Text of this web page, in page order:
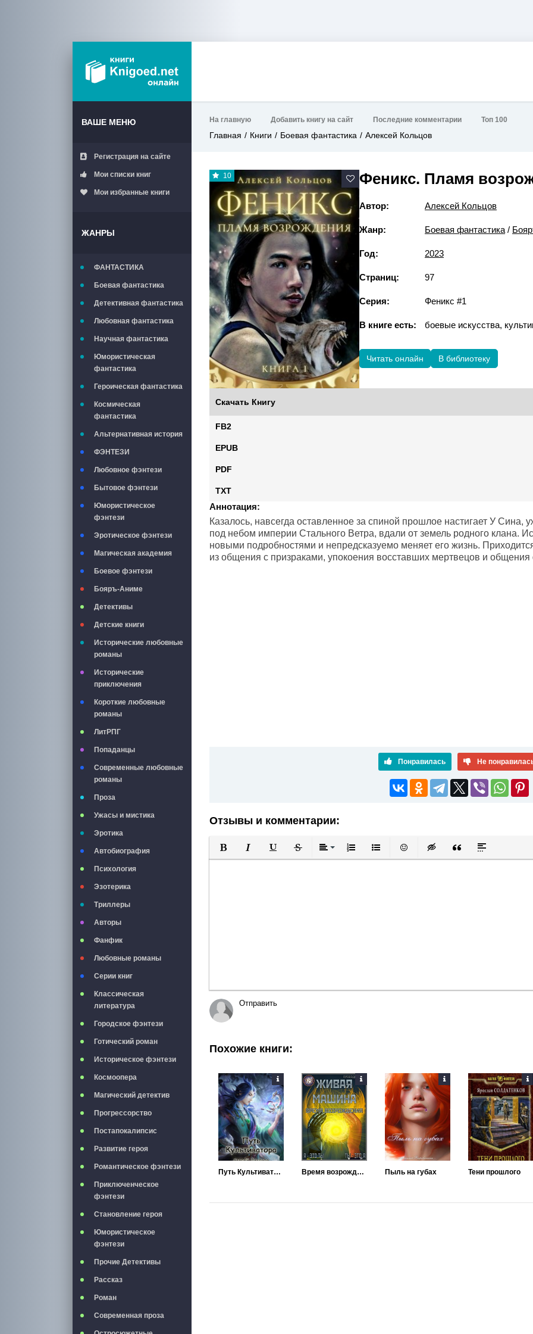
ВАШЕ МЕНЮ
Регистрация на сайте
Мои списки книг
Мои избранные книги
ЖАНРЫ
ФАНТАСТИКА
Боевая фантастика
Детективная фантастика
Любовная фантастика
Научная фантастика
Юмористическая
фантастика
Героическая фантастика
Космическая
фантастика
Альтернативная история
ФЭНТЕЗИ
Любовное фэнтези
Бытовое фэнтези
Юмористическое
фэнтези
Эротическое фэнтези
Магическая академия
Боевое фэнтези
Бояръ-Аниме
Детективы
Детские книги
Исторические любовные
романы
Исторические
приключения
Короткие любовные
романы
ЛитРПГ
Попаданцы
Современные любовные
романы
Проза
Ужасы и мистика
Эротика
Автобиография
Психология
Эзотерика
Триллеры
Авторы
Фанфик
Любовные романы
Серии книг
Классическая
литература
Городское фэнтези
Готический роман
Историческое фэнтези
Космоопера
Магический детектив
Прогрессорство
Постапокалипсис
Развитие героя
Романтическое фэнтези
Приключенческое
фэнтези
Становление героя
Юмористическое
фэнтези
Прочие Детективы
Рассказ
Роман
Современная проза
На главную Добавить книгу на сайт Последние комментарии Топ 100
Главная Книги Боевая фантастика Алексей Кольцов
10 Феникс. Пламя
Автор: Алексей Кольцов
Жанр: Боевая фантастика /
Год: 2023
Страниц: 97
Серия: Феникс #1
В книге есть: боевые искусства,
Читать онлайн В библиотеку
Скачать Книгу
FB2
EPUB
PDF
TXT
Аннотация:
Казалось, навсегда оставленное за спиной прошлое настигает У Сина,
под небом империи Стального Ветра, вдали от земель родного клана.
новыми подробностями и непредсказуемо меняет его жизнь.
из общения с призраками, упокоения восставших мертвецов и
Понравилась Не
Отзывы и комментарии:
Полужирный
КурсивПодчеркнутый
ЗачеркнутыйВыравнивание
Нумерованный список
Маркированный список
Вставить смайлик
Вставка скрытого текста
Вставка цитаты
Вставка
Отправить
Похожие книги:
Путь Культиватора Время возрождения Пыль на губах Тени прошлого